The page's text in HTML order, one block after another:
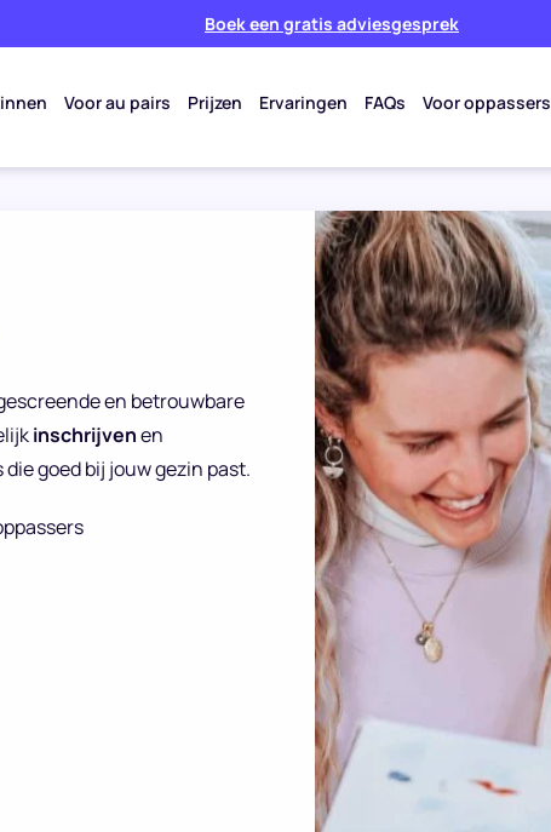
Boek een gratis adviesgesprek
Voor au pairs Prijzen Ervaringen FAQs Voor oppassers
en betrouwbare
inschrijvenen
goed bij jouw gezin past.